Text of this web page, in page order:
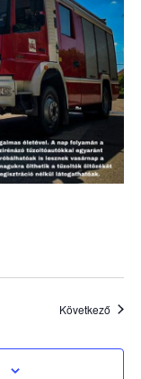
Következő